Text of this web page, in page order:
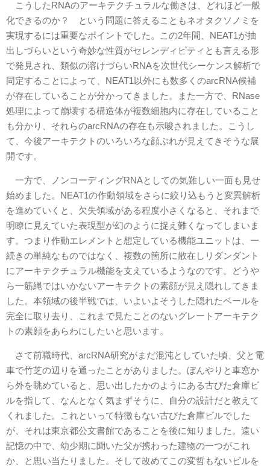
こうしたRNAのアーキテクチュラルな働きは、どれほど一般
化できるのか？ という問題に答えることもネオタクソノミを
実現するには重要なポイントでした。この2年間、NEAT1が抽
出しづらいという奇妙な性質がセレンディピティとも言える形
で発見され、類似の溶けづらいRNAを次世代シーケンス解析で
同定することによって、NEAT1以外にも数多くのarcRNA候補
が存在していることが分かってきました。また一方で、RNase
処理によって崩壊する構造体が複数細胞内に存在していること
も分かり、それらのarcRNAの存在も示唆されました。こうし
て、今後アーキテクトのいろいろな顔ぶれが見えてきそうな展
開です。
一方で、ノンコーディングRNAとしての気難しい一面も見せ
始めました。NEAT1の作動領域をさらに絞り込もうと変異解析
を進めていくと、欠失領域がある程度小さくなると、それまで
明瞭に見えていた表現型が幻のように捉え難くなってしまいま
す。つまり作動エレメントと想定している機能ユニットは、一
続きの単純なものではなく、複数の箇所に散在しリダンダント
にアーキテクチュラル機能を支えているようなのです。どうや
ら一筋縄ではいかないアーキテクトの素顔が見え隠れしてきま
した。本領域の後半戦では、いよいよそうした隠れたベールを
完全に取り去り、これまで見たことのないグレートアーキテク
トの素顔をあらわにしたいと思います。
さて前職時代、arcRNA研究がまだ混沌としていた頃、父と電
車で竹芝の辺りを通ったことがありました。ぼんやりと車窓か
ら外を眺めていると、思い出したかのようにある古びた倉庫ビ
ルを指して、なんとなく気まずそうに、自分の設計だと教えて
くれました。これといって特徴もない古びた倉庫ビルでした
が、それは東京都公文書館であることを後に知りました。遠い
記憶の中で、幼少期に聞いた父が携わった建物の一つがこれ
か、と思い当たりました。そして改めてこの変哲もないビルを